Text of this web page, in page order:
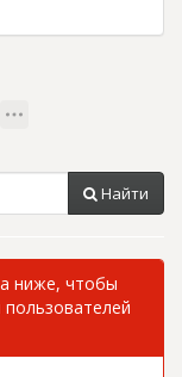
Найти
ниже, чтобы